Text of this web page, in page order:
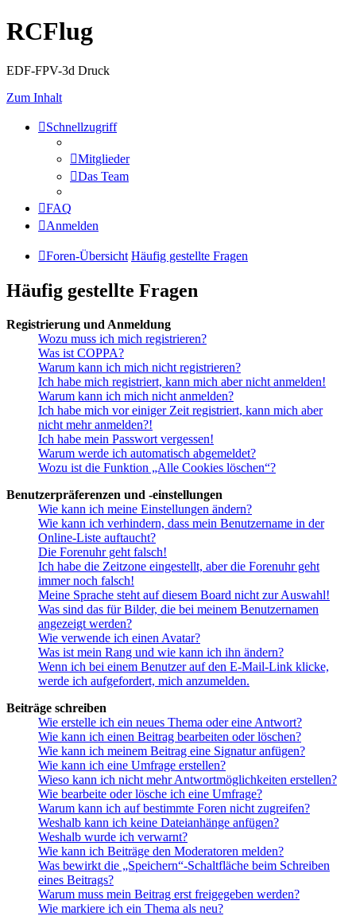
RCFlug
EDF-FPV-3d Druck
Zum Inhalt
Schnellzugriff
Mitglieder
Das Team
FAQ
Anmelden
Foren-Übersicht Häufig gestellte Fragen
Häufig gestellte Fragen
Registrierung und Anmeldung
Wozu muss ich mich registrieren?
Was ist COPPA?
Warum kann ich mich nicht registrieren?
Ich habe mich registriert, kann mich aber nicht anmelden!
Warum kann ich mich nicht anmelden?
Ich habe mich vor einiger Zeit registriert, kann mich aber
nicht mehr anmelden?!
Ich habe mein Passwort vergessen!
Warum werde ich automatisch abgemeldet?
Wozu ist die Funktion „Alle Cookies löschen“?
Benutzerpräferenzen und -einstellungen
Wie kann ich meine Einstellungen ändern?
Wie kann ich verhindern, dass mein Benutzername in der
Online-Liste auftaucht?
Die Forenuhr geht falsch!
Ich habe die Zeitzone eingestellt, aber die Forenuhr geht
immer noch falsch!
Meine Sprache steht auf diesem Board nicht zur Auswahl!
Was sind das für Bilder, die bei meinem Benutzernamen
angezeigt werden?
Wie verwende ich einen Avatar?
Was ist mein Rang und wie kann ich ihn ändern?
Wenn ich bei einem Benutzer auf den E-Mail-Link klicke,
werde ich aufgefordert, mich anzumelden.
Beiträge schreiben
Wie erstelle ich ein neues Thema oder eine Antwort?
Wie kann ich einen Beitrag bearbeiten oder löschen?
Wie kann ich meinem Beitrag eine Signatur anfügen?
Wie kann ich eine Umfrage erstellen?
Wieso kann ich nicht mehr Antwortmöglichkeiten erstellen?
Wie bearbeite oder lösche ich eine Umfrage?
Warum kann ich auf bestimmte Foren nicht zugreifen?
Weshalb kann ich keine Dateianhänge anfügen?
Weshalb wurde ich verwarnt?
Wie kann ich Beiträge den Moderatoren melden?
Was bewirkt die „Speichern“-Schaltfläche beim Schreiben
eines Beitrags?
Warum muss mein Beitrag erst freigegeben werden?
Wie markiere ich ein Thema als neu?